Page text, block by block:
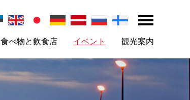
食べ物と飲食店 イベント 観光案内